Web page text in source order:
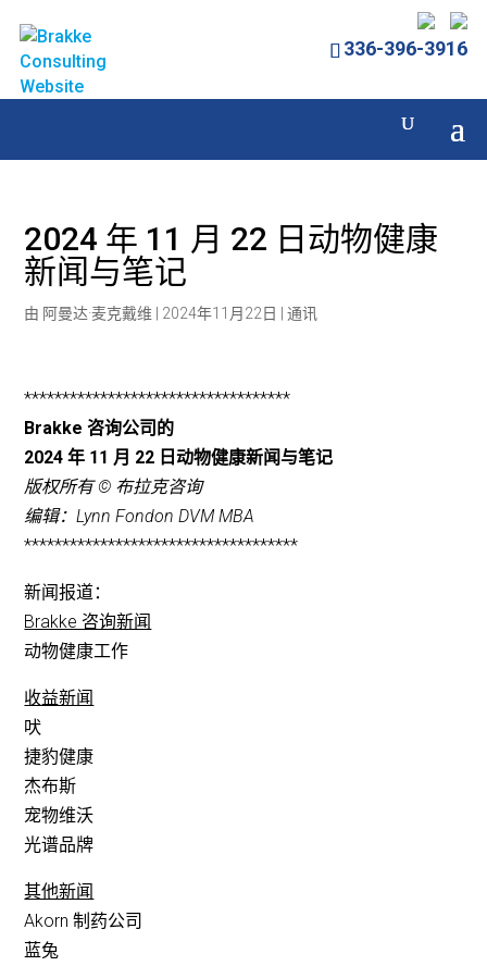
336-396-3916
2024 年 11 月 22 日动物健康
新闻与笔记
由 阿曼达·麦克戴维 2024年11月22日 |通讯
***********************************
Brakke 咨询公司的
2024 年 11 月 22 日动物健康新闻与笔记
版权所有 © 布拉克咨询
编辑：Lynn Fondon DVM MBA
************************************
新闻报道：
Brakke 咨询新闻
动物健康工作
收益新闻
吠
捷豹健康
杰布斯
宠物维沃
光谱品牌
其他新闻
Akorn 制药公司
蓝兔